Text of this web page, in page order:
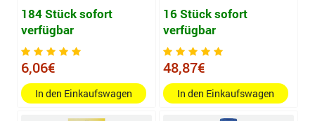
184 Stück sofort
verfügbar
6,06€
In den Einkaufswagen
16 Stück sofort
verfügbar
48,87€
In den Einkaufswagen